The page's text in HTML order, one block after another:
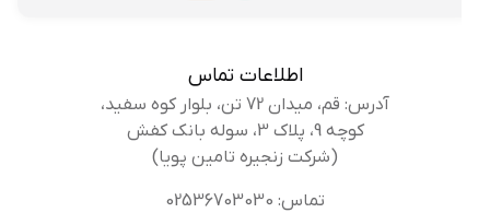
اطلاعات تماس
آدرس: قم، میدان 72 تن، بلوار کوه سفید،
کوچه 9، پلاک 3، سوله بانک کفش
(شرکت زنجیره تامین پویا)
تماس: 02536703030